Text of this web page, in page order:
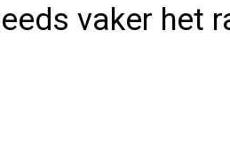
vaker het